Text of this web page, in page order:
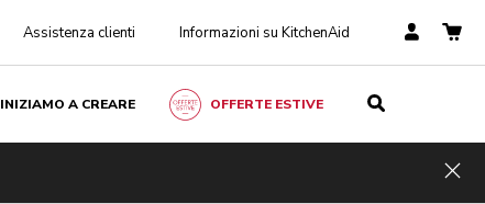
Assistenza clienti Informazioni su KitchenAid
INIZIAMO A CREARE OFFERTE ESTIVE